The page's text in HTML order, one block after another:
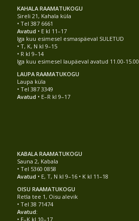
KAHALA RAAMATUKOGU
Sireli 21, Kahala küla
• Tel 387 6661
Avatud • E kl 11–17
Iga kuu esimesel esmaspäeval SULETUD
• T, K, N kl 9–15
• R kl 9–14
Iga kuu esimesel laupäeval avatud 11.00-15.00
LAUPA RAAMATUKOGU
Laupa küla
• Tel 387 3349
Avatud • E–R kl 9–17
KABALA RAAMATUKOGU
Sauna 2, Kabala
• Tel 5360 0858
Avatud • E, T, N kl 9–16 • K kl 11–18
OISU RAAMATUKOGU
Retla tee 1, Oisu alevik
• Tel 38 71474
Avatud:
• E–K kl 10–17